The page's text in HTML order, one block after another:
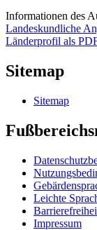
Informationen des
Landeskundliche
Länderprofil als
Sitemap
Sitemap
Leichte
Impressum